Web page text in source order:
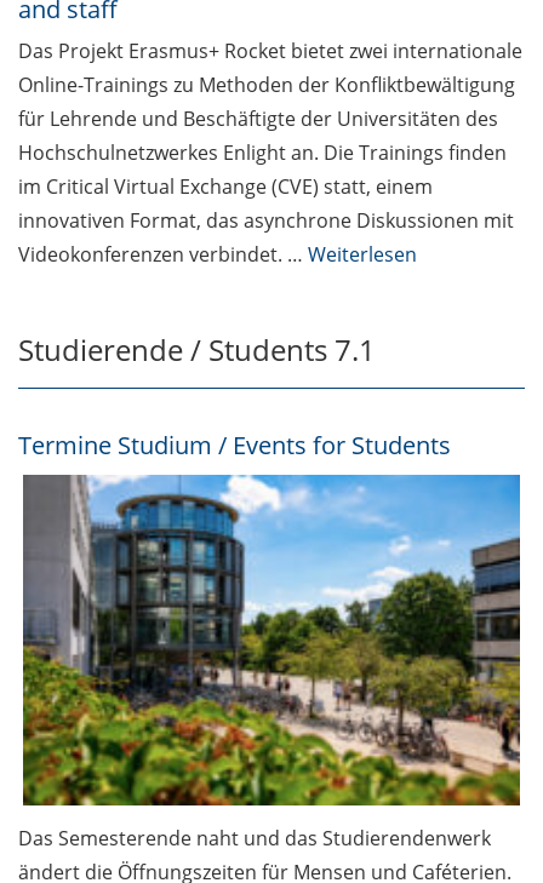
and staff
Das Projekt Erasmus+ Rocket bietet zwei internationale
Online-Trainings zu Methoden der Konfliktbewältigung
für Lehrende und Beschäftigte der Universitäten des
Hochschulnetzwerkes Enlight an. Die Trainings finden
im Critical Virtual Exchange (CVE) statt, einem
innovativen Format, das asynchrone Diskussionen mit
Videokonferenzen verbindet. … Weiterlesen
Studierende / Students 7.1
Termine Studium / Events for Students
Das Semesterende naht und das Studierendenwerk
ändert die Öffnungszeiten für Mensen und Caféterien.